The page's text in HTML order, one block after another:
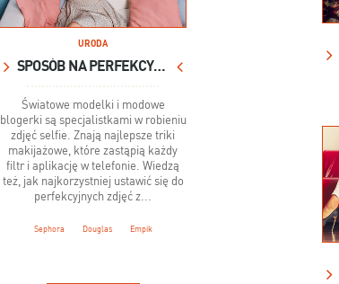
URODA
SPOSÓB NA PERFEKCYJNE SELFIE!
Światowe modelki i modowe
blogerki są specjalistkami w robieniu
zdjęć selfie. Znają najlepsze triki
makijażowe, które zastąpią każdy
filtr i aplikację w telefonie. Wiedzą
też, jak najkorzystniej ustawić się do
perfekcyjnych zdjęć z...
Sephora Douglas Empik